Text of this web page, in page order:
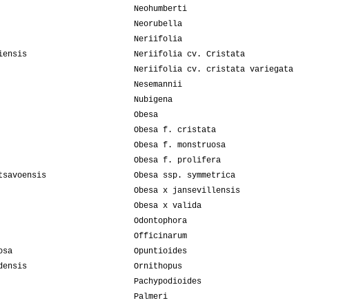
Neohumberti
Neorubella
Neriifolia
Neriifolia cv. Cristata
Neriifolia cv. cristata variegata
Nesemannii
Nubigena
Obesa
Obesa f. cristata
Obesa f. monstruosa
Obesa f. prolifera
Obesa ssp. symmetrica
Obesa x jansevillensis
Obesa x valida
Odontophora
Officinarum
Opuntioides
Ornithopus
Pachypodioides
Palmeri